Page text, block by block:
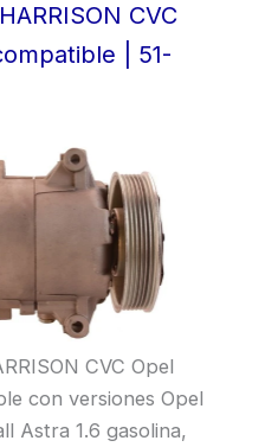
CVC
| 51-
CVC Opel
con versiones Opel
Astra 1.6 gasolina,